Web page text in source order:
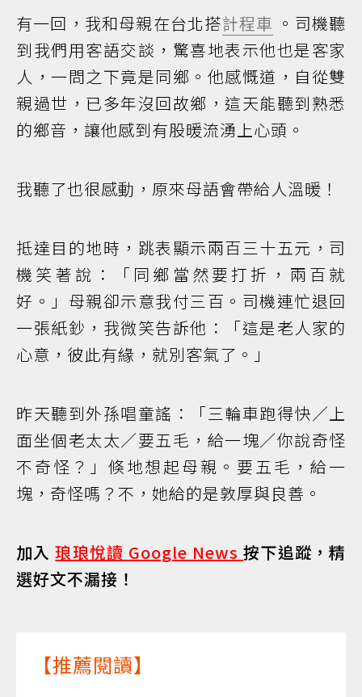
有一回，我和母親在台北搭計程車 。司機聽
到我們用客語交談，驚喜地表示他也是客家
人，一問之下竟是同鄉。他感慨道，自從雙
親過世，已多年沒回故鄉，這天能聽到熟悉
的鄉音，讓他感到有股暖流湧上心頭。
我聽了也很感動，原來母語會帶給人溫暖！
抵達目的地時，跳表顯示兩百三十五元，司
機笑著說：「同鄉當然要打折，兩百就
好。」母親卻示意我付三百。司機連忙退回
一張紙鈔，我微笑告訴他：「這是老人家的
心意，彼此有緣，就別客氣了。」
昨天聽到外孫唱童謠：「三輪車跑得快／上
面坐個老太太／要五毛，給一塊／你說奇怪
不奇怪？」倏地想起母親。要五毛，給一
塊，奇怪嗎？不，她給的是敦厚與良善。
加入琅琅悅讀 Google News按下追蹤，精
選好文不漏接！
【推薦閱讀】